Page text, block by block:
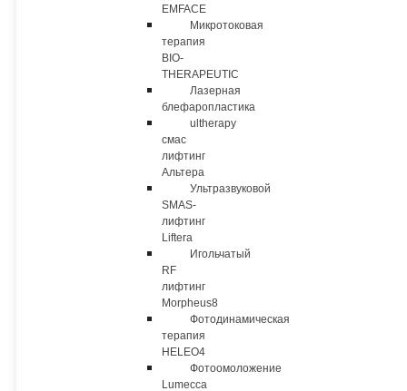
EMFACE
Микротоковая
терапия
BIO-
THERAPEUTIC
Лазерная
блефаропластика
ultherapy
смас
лифтинг
Альтера
Ультразвуковой
SMAS-
лифтинг
Liftera
Игольчатый
RF
лифтинг
Morpheus8
Фотодинамическая
терапия
HELEO4
Фотоомоложение
Lumecca